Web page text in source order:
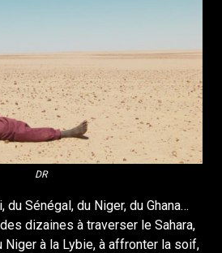
DR
Sénégal, du Niger, du Ghana…
dizaines à traverser le Sahara,
Niger à la Lybie, à affronter la soif,